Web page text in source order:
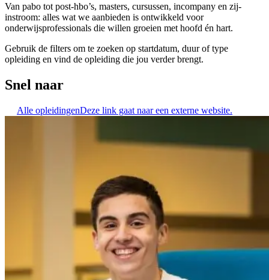
Van pabo tot post-hbo’s, masters, cursussen, incompany en zij-
instroom: alles wat we aanbieden is ontwikkeld voor
onderwijsprofessionals die willen groeien met hoofd én hart.
Gebruik de filters om te zoeken op startdatum, duur of type
opleiding en vind de opleiding die jou verder brengt.
Snel naar
Alle opleidingenDeze link gaat naar een externe website.